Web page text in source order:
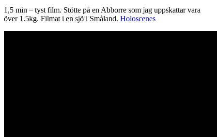
1,5 min – tyst film. Stötte på en Abborre som jag uppskattar vara
över 1.5kg. Filmat i en sjö i Småland. Holoscenes